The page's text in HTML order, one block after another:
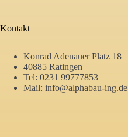
Kontakt
Konrad Adenauer Platz 18
40885 Ratingen
Tel: 0231 99777853
Mail: info@alphabau-ing.de